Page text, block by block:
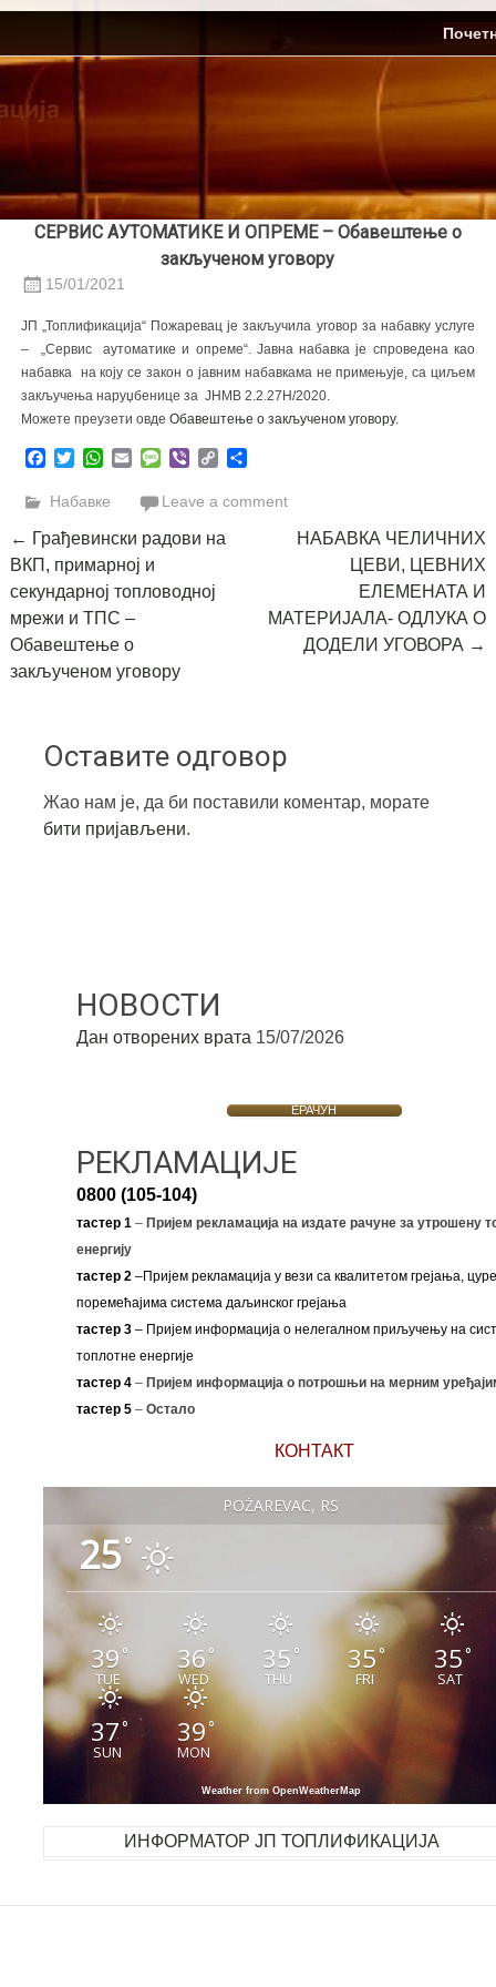
Skip
content
СЕРВИС АУТОМАТИКЕ И ОПРЕМЕ – Обавештење о
закљученом уговору
15/01/2021
ЈП „Топлификација“ Пожаревац је закључила уговор за набавку услуге
– „Сервис аутоматике и опреме“. Јавна набавка је спроведена као
набавка на коју се закон о јавним набавкама не примењује, са циљем
закључења наруџбенице за ЈНМВ 2.2.27Н/2020.
Можете преузети овде Обавештење о закљученом уговору.
Facebook
TwitterWhatsApp
EmailMessage
ViberCopy
Набавке Leave a comment
Post
navigation
← Грађевински радови на
ВКП, примарној и
секундарној топловодној
мрежи и ТПС –
Oбавештење о
закљученом уговору
НАБАВКА ЧЕЛИЧНИХ
ЦЕВИ, ЦЕВНИХ
ЕЛЕМЕНАТА И
МАТЕРИЈАЛА- ОДЛУКА О
ДОДЕЛИ УГОВОРА →
Оставите одговор
Жао нам је, да би поставили коментар, морате
бити пријављени.
НОВОСТИ
Дан отворених врата 15/07/2026
ЕРАЧУН
РЕКЛАМАЦИЈЕ
0800 (105-104)
тастер 1–Пријем рекламација на издате рачуне за утрошену
енергију
тастер 2–Пријем рекламација у вези са квалитетом грејања,
поремећајима система даљинског грејања
тастер 3– Пријем информација о нелегалном приључењу на
топлотне енергије
тастер 4 – Пријем информација о потрошњи на мерним
тастер 5 – Остало
КОНТАКТ
POŽAREVAC, RS
25°
39°
TUE
36°
WED
35 °
THU
35°
FRI
35°
SAT
37°
SUN
39°
MON
Weather from OpenWeatherMap
ИНФОРМАТОР ЈП ТОПЛИФИКАЦИЈА